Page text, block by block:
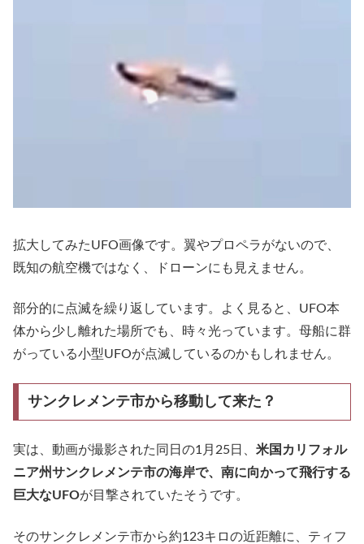
拡大してみたUFO画像です。翼やプロペラがないので、
既知の航空機ではなく、ドローンにも見えません。
部分的に点滅を繰り返しています。よく見ると、UFO本
体から少し離れた場所でも、時々光っています。母船に群
がっている小型UFOが点滅しているのかもしれません。
サンクレメンテ市から移動して来た？
実は、動画が撮影された同日の1月25日、 米国カリフォル
ニア州サンクレメンテ市の海岸で、南に向かって飛行する
巨大なUFOが目撃されていたそうです。
そのサンクレメンテ市から約123キロの近距離に、ティフ